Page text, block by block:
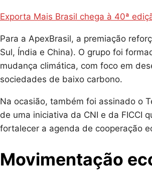
Exporta Mais Brasil chega à 40ª
Para a ApexBrasil, a premiação
Sul, Índia e China). O grupo foi
mudança climática, com foco em
sociedades de baixo carbono.
Na ocasião, também foi assinado o
de uma iniciativa da CNI e da FICCI
fortalecer a agenda de cooperação
Movimentação